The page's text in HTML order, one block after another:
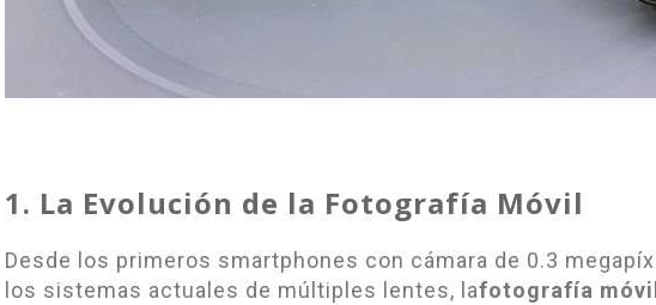
1. La Evolución de la Fotografía Móvil
Desde los primeros smartphones con cámara de 0.3
los sistemas actuales de múltiples lentes, lafotografía